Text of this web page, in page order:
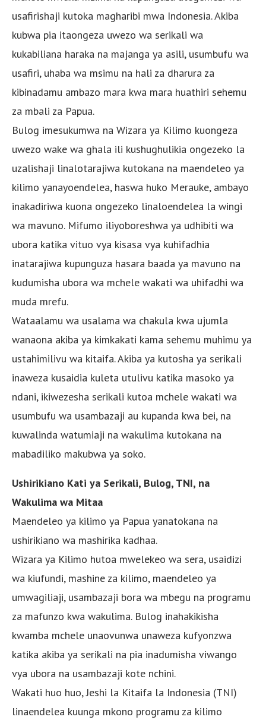
usafirishaji kutoka magharibi mwa Indonesia. Akiba
kubwa pia itaongeza uwezo wa serikali wa
kukabiliana haraka na majanga ya asili, usumbufu wa
usafiri, uhaba wa msimu na hali za dharura za
kibinadamu ambazo mara kwa mara huathiri sehemu
za mbali za Papua.
Bulog imesukumwa na Wizara ya Kilimo kuongeza
uwezo wake wa ghala ili kushughulikia ongezeko la
uzalishaji linalotarajiwa kutokana na maendeleo ya
kilimo yanayoendelea, haswa huko Merauke, ambayo
inakadiriwa kuona ongezeko linaloendelea la wingi
wa mavuno. Mifumo iliyoboreshwa ya udhibiti wa
ubora katika vituo vya kisasa vya kuhifadhia
inatarajiwa kupunguza hasara baada ya mavuno na
kudumisha ubora wa mchele wakati wa uhifadhi wa
muda mrefu.
Wataalamu wa usalama wa chakula kwa ujumla
wanaona akiba ya kimkakati kama sehemu muhimu ya
ustahimilivu wa kitaifa. Akiba ya kutosha ya serikali
inaweza kusaidia kuleta utulivu katika masoko ya
ndani, ikiwezesha serikali kutoa mchele wakati wa
usumbufu wa usambazaji au kupanda kwa bei, na
kuwalinda watumiaji na wakulima kutokana na
mabadiliko makubwa ya soko.
Ushirikiano Kati ya Serikali, Bulog, TNI, na
Wakulima wa Mitaa
Maendeleo ya kilimo ya Papua yanatokana na
ushirikiano wa mashirika kadhaa.
Wizara ya Kilimo hutoa mwelekeo wa sera, usaidizi
wa kiufundi, mashine za kilimo, maendeleo ya
umwagiliaji, usambazaji bora wa mbegu na programu
za mafunzo kwa wakulima. Bulog inahakikisha
kwamba mchele unaovunwa unaweza kufyonzwa
katika akiba ya serikali na pia inadumisha viwango
vya ubora na usambazaji kote nchini.
Wakati huo huo, Jeshi la Kitaifa la Indonesia (TNI)
linaendelea kuunga mkono programu za kilimo